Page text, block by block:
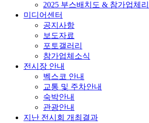
2025 부스배치도 & 참가업체
미디어센터
공지사항
보도자료
포토갤러리
참가업체소식
전시장 안내
벡스코 안내
교통 및 주차안내
숙박안내
관광안내
지난 전시회 개최결과